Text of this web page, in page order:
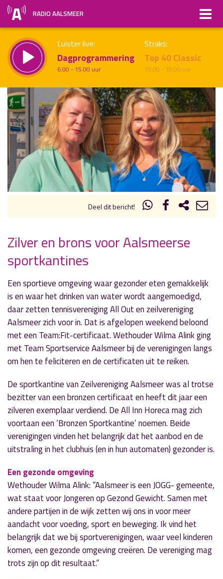
RADIO AALSMEER
Luister live:
Dagprogrammering
6.00 - 15.00 uur
Straks:
Top 40 Classic
15.00 - 18.00 uur
Vorig uur uur 1 van x Volgend uur
Inklappen
Deel dit bericht!
« Vorig nieuwsbericht
Eikenprocessierupsen: Aalsmeer al weer
schoon!
2 juli 2019
» Volgend nieuwsbericht
Veilig en verantwoord het water op
2 juli 2019
Zilver en brons voor Aalsmeerse
sportkantines
Een sportieve omgeving waar gezonder eten gemakkelijk
is en waar het drinken van water wordt aangemoedigd,
daar zetten tennisvereniging All Out en zeilvereniging
Aalsmeer zich voor in. Dat is afgelopen weekend beloond
met een Team:Fit-certificaat. Wethouder Wilma Alink ging
met Team Sportservice Aalsmeer bij de verenigingen langs
om hen te feliciteren en de certificaten uit te reiken.
De sportkantine van Zeilvereniging Aalsmeer was al trotse
bezitter van een bronzen certificaat en heeft dit jaar een
zilveren exemplaar verdiend. De All Inn Horeca mag zich
voortaan een ‘Bronzen Sportkantine’ noemen. Beide
verenigingen vinden het belangrijk dat het aanbod en de
uitstraling in het clubhuis (en in hun automaten) gezonder is.
Een gezonde omgeving
Wethouder Wilma Alink: “Aalsmeer is een JOGG- gemeente,
wat staat voor Jongeren op Gezond Gewicht. Samen met
andere partijen in de wijk zetten wij ons in voor meer
aandacht voor voeding, sport en beweging. Ik vind het
belangrijk dat we bij sportverenigingen, waar veel kinderen
komen, een gezonde omgeving creëren. De vereniging mag
trots zijn op dit resultaat.”